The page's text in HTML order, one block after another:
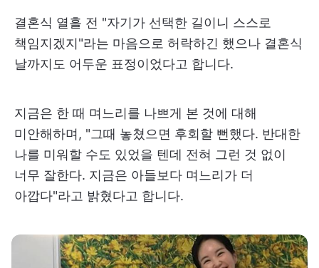
결혼식 열흘 전 "자기가 선택한 길이니 스스로
책임지겠지"라는 마음으로 허락하긴 했으나 결혼식
날까지도 어두운 표정이었다고 합니다.
지금은 한 때 며느리를 나쁘게 본 것에 대해
미안해하며, "그때 놓쳤으면 후회할 뻔했다. 반대한
나를 미워할 수도 있었을 텐데 전혀 그런 것 없이
너무 잘한다. 지금은 아들보다 며느리가 더
아깝다"라고 밝혔다고 합니다.